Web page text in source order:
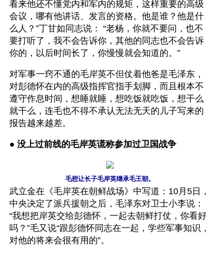
看来他还不懂党内和军内的规矩，这样重要的高级
会议，哪有他讲话、发言的资格。他是谁？他是什
么人？”丁甘如同志说： “老杨，你就不要问，也不
要打听了，我不会告诉你，其他的同志也不会告诉
你的，以后时间长了，你慢慢就会知道的。”
对军事一窍不通的毛岸英不但仗着他爸是毛泽东，
对彭德怀在内的高级指挥官指手划脚，而且根本不
遵守作息时间，想睡就睡，想吃饭就吃饭，想干么
就干么，连毛也不得不承认无法无天的儿子写来的
报告越来越差。
● 没上过前线的毛岸英谎称参加过卫国战争
毛想让长子毛岸英继承毛王朝。
武立金在《毛岸英在朝鲜战场》中写道：10月5日，
中央决定了派兵援朝之后，毛泽东对卫士小李说：
“我想把岸英交给彭德怀，一起去朝鲜打仗，你看好
吗？”毛又说“跟彭德怀同志在一起，学些军事知识，
对他的将来会很有用的”。